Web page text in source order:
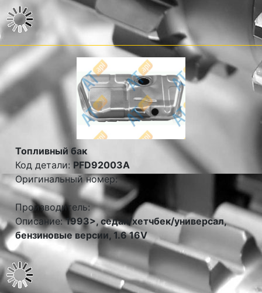
Топливный бак
Код детали: PFD92003A
Оригинальный номер:
Производитель:
Описание:1993>, седан/хетчбек/универсал,
бензиновые версии, 1.6 16V